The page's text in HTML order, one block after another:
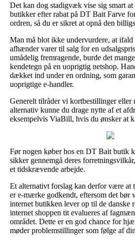
Det kan dog stadigvæk vise sig smart
butikker efter rabat på DT Bait Farve
ordren, så du er sikret at opnå den
Man må blot ikke undervurdere, at ifald
afhænder varer til salg for en
umådelig fremragende, burde det
kendetegn på en uoprigtig netshop.
dækket ind under en ordning, som
uoprigtige e-handler.
Generelt tilråder vi kortbestillinger eller
alternativ kunne du drage nytte af et
eksempelvis ViaBill, hvis du ønsker at
Før nogen køber hos en DT Bait butik
sikker gennemgå deres
et tidskrævende arbejde.
Et alternativt forslag kan derfor være at
er e-mærke godkendt, eftersom det bør
internet butikken lever op til de danske
internet shoppen tit evalueres af
området. Dette er en god chance for
møder problemstillinger som følge af